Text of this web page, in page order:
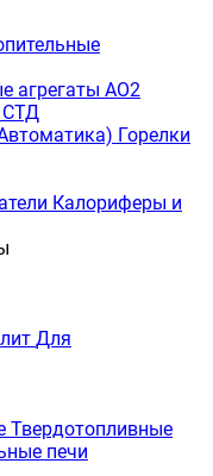
агрегаты АО2
СТД
Горелки
Калориферы и
Для
Твердотопливные
печи